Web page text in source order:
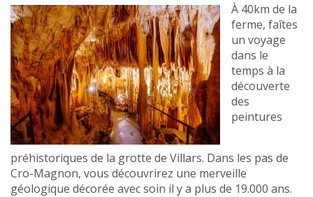
À 40km de la
ferme, faîtes
un voyage
dans le
temps à la
découverte
des
peintures
préhistoriques de la grotte de Villars. Dans les pas de
Cro-Magnon, vous découvrirez une merveille
géologique décorée avec soin il y a plus de 19.000 ans.